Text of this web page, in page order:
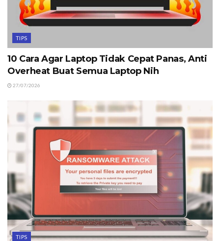
TIPS
10 Cara Agar Laptop Tidak Cepat Panas, Anti
Overheat Buat Semua Laptop Nih
27/07/2026
TIPS